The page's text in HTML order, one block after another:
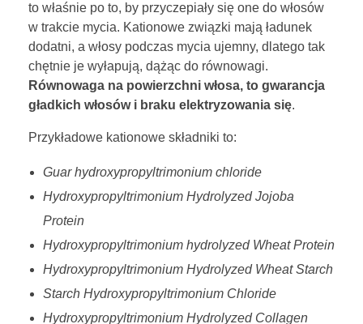
to właśnie po to, by przyczepiały się one do włosów
w trakcie mycia. Kationowe związki mają ładunek
dodatni, a włosy podczas mycia ujemny, dlatego tak
chętnie je wyłapują, dążąc do równowagi.
Równowaga na powierzchni włosa, to gwarancja
gładkich włosów i braku elektryzowania się.
Przykładowe kationowe składniki to:
Guar hydroxypropyltrimonium chloride
Hydroxypropyltrimonium Hydrolyzed Jojoba
Protein
Hydroxypropyltrimonium hydrolyzed Wheat Protein
Hydroxypropyltrimonium Hydrolyzed Wheat Starch
Starch Hydroxypropyltrimonium Chloride
Hydroxypropyltrimonium Hydrolyzed Collagen